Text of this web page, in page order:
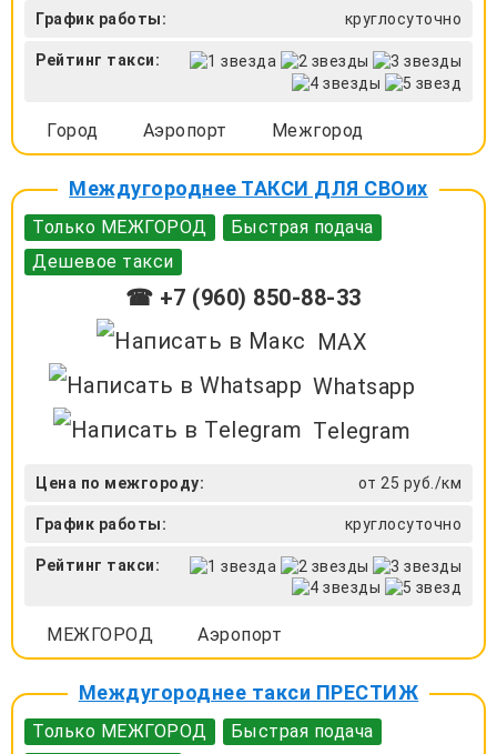
График работы: круглосуточно
Рейтинг такси:
Город Аэропорт Межгород
Междугороднее ТАКСИ ДЛЯ СВОих
Только МЕЖГОРОД
Быстрая подача
Дешевое такси
☎ +7 (960) 850-88-33
MAX
Whatsapp
Telegram
Цена по межгороду: от 25 руб./км
График работы: круглосуточно
Рейтинг такси:
МЕЖГОРОД Аэропорт
Междугороднее такси ПРЕСТИЖ
Только МЕЖГОРОД
Быстрая подача